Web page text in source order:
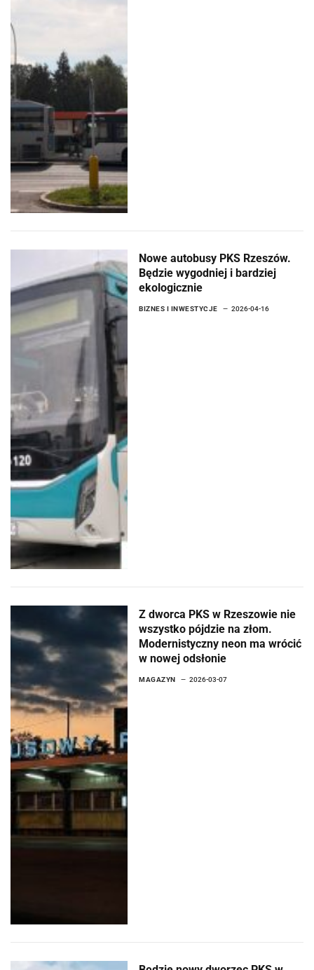
Nowe autobusy PKS Rzeszów.
Będzie wygodniej i bardziej
ekologicznie
BIZNES I INWESTYCJE 2026-04-16
Z dworca PKS w Rzeszowie nie
wszystko pójdzie na złom.
Modernistyczny neon ma wrócić
w nowej odsłonie
MAGAZYN 2026-03-07